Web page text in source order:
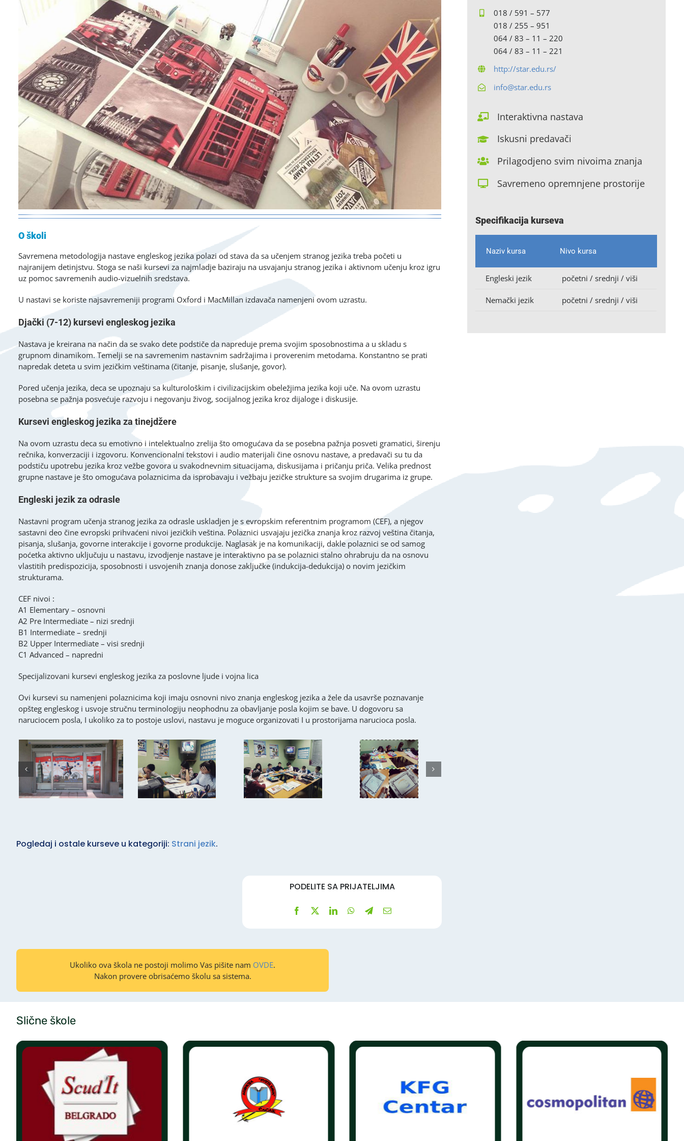
O školi
Savremena metodologija nastave engleskog jezika polazi od stava da sa učenjem stranog jezika treba početi u
najranijem detinjstvu. Stoga se naši kursevi za najmladje baziraju na usvajanju stranog jezika i aktivnom učenju kroz igru
uz pomoc savremenih audio-vizuelnih sredstava.
U nastavi se koriste najsavremeniji programi Oxford i MacMillan izdavača namenjeni ovom uzrastu.
Djački (7-12) kursevi engleskog jezika
Nastava je kreirana na način da se svako dete podstiče da napreduje prema svojim sposobnostima a u skladu s
grupnom dinamikom. Temelji se na savremenim nastavnim sadržajima i proverenim metodama. Konstantno se prati
napredak deteta u svim jezičkim veštinama (čitanje, pisanje, slušanje, govor).
Pored učenja jezika, deca se upoznaju sa kulturološkim i civilizacijskim obeležjima jezika koji uče. Na ovom uzrastu
posebna se pažnja posvećuje razvoju i negovanju živog, socijalnog jezika kroz dijaloge i diskusije.
Kursevi engleskog jezika za tinejdžere
Na ovom uzrastu deca su emotivno i intelektualno zrelija što omogućava da se posebna pažnja posveti gramatici, širenju
rečnika, konverzaciji i izgovoru. Konvencionalni tekstovi i audio materijali čine osnovu nastave, a predavači su tu da
podstiču upotrebu jezika kroz vežbe govora u svakodnevnim situacijama, diskusijama i pričanju priča. Velika prednost
grupne nastave je što omogućava polaznicima da isprobavaju i vežbaju jezičke strukture sa svojim drugarima iz grupe.
Engleski jezik za odrasle
Nastavni program učenja stranog jezika za odrasle uskladjen je s evropskim referentnim programom (CEF), a njegov
sastavni deo čine evropski prihvaćeni nivoi jezičkih veština. Polaznici usvajaju jezička znanja kroz razvoj veština čitanja,
pisanja, slušanja, govorne interakcije i govorne produkcije. Naglasak je na komunikaciji, dakle polaznici se od samog
poćetka aktivno uključuju u nastavu, izvodjenje nastave je interaktivno pa se polaznici stalno ohrabruju da na osnovu
vlastitih predispozicija, sposobnosti i usvojenih znanja donose zaključke (indukcija-dedukcija) o novim jezičkim
strukturama.
CEF nivoi :
A1 Elementary – osnovni
A2 Pre Intermediate – nizi srednji
B1 Intermediate – srednji
B2 Upper Intermediate – visi srednji
C1 Advanced – napredni
Specijalizovani kursevi engleskog jezika za poslovne ljude i vojna lica
Ovi kursevi su namenjeni polaznicima koji imaju osnovni nivo znanja engleskog jezika a žele da usavrše poznavanje
opšteg engleskog i usvoje stručnu terminologiju neophodnu za obavljanje posla kojim se bave. U dogovoru sa
naruciocem posla, I ukoliko za to postoje uslovi, nastavu je moguce organizovati I u prostorijama narucioca posla.
018 / 591 – 577
018 / 255 – 951
064 / 83 – 11 – 220
064 / 83 – 11 – 221
http://star.edu.rs/
info@star.edu.rs
Interaktivna nastava
Iskusni predavači
Prilagodjeno svim nivoima znanja
Savremeno opremnjene prostorije
Specifikacija kurseva
Naziv kursa Nivo kursa
Engleski jezik početni / srednji / viši
Nemački jezik početni / srednji / viši
Pogledaj i ostale kurseve u kategoriji: Strani jezik.
PODELITE SA PRIJATELJIMA
Ukoliko ova škola ne postoji molimo Vas pišite nam OVDE.
Nakon provere obrisaćemo školu sa sistema.
Slične škole